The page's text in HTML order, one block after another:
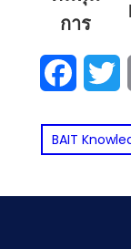
การ
จัดการ
คลัง
และ
ลด
BAIT